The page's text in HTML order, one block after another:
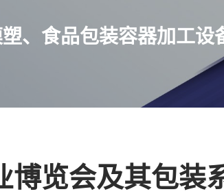
订阅电邮
、食品包装容器加工设
博览会及其包装